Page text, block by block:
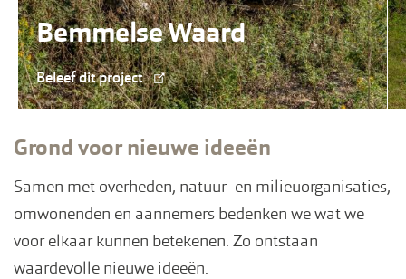
Bemmelse Waard
Beleef dit project
Grond voor nieuwe ideeën
Samen met overheden, natuur- en milieuorganisaties,
omwonenden en aannemers bedenken we wat we
voor elkaar kunnen betekenen. Zo ontstaan
waardevolle nieuwe ideeën.